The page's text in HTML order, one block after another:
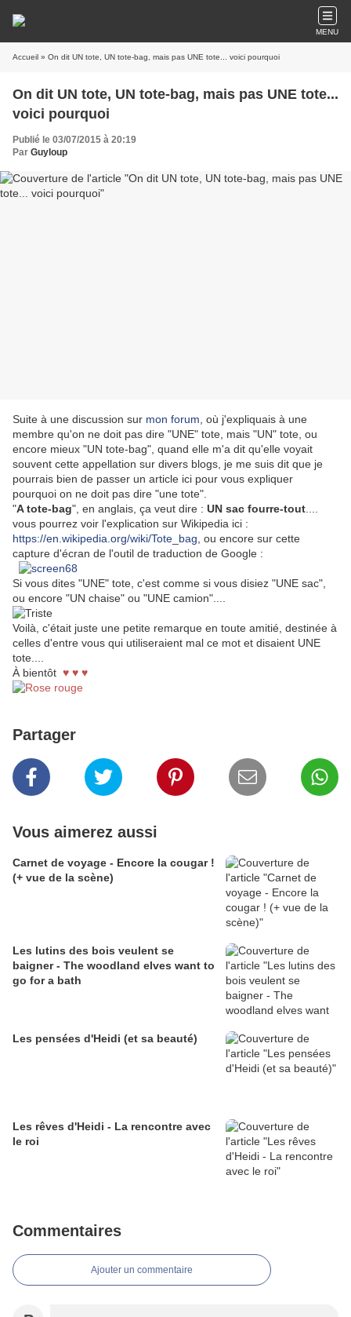
MENU
Accueil » On dit UN tote, UN tote-bag, mais pas UNE tote... voici pourquoi
On dit UN tote, UN tote-bag, mais pas UNE tote...
voici pourquoi
Publié le 03/07/2015 à 20:19
Par Guyloup
Suite à une discussion sur mon forum , où j'expliquais à une
membre qu'on ne doit pas dire "UNE" tote, mais "UN" tote, ou
encore mieux "UN tote-bag", quand elle m'a dit qu'elle voyait
souvent cette appellation sur divers blogs, je me suis dit que je
pourrais bien de passer un article ici pour vous expliquer
pourquoi on ne doit pas dire "une tote".
"A tote-bag", en anglais, ça veut dire : UN sac fourre-tout
vous pourrez voir l'explication sur Wikipedia ici :
https://en.wikipedia.org/wiki/Tote_bag , ou encore sur cette
capture d'écran de l'outil de traduction de Google :
Si vous dites "UNE" tote, c'est comme si vous disiez "UNE sac",
ou encore "UN chaise" ou "UNE camion"....
Voilà, c'était juste une petite remarque en toute amitié, destinée à
celles d'entre vous qui utiliseraient mal ce mot et disaient UNE
tote....
À bientôt ♥ ♥ ♥
Partager
Vous aimerez aussi
Carnet de voyage - Encore la cougar !
(+ vue de la scène)
Les lutins des bois veulent se
baigner - The woodland elves want to
go for a bath
Les pensées d'Heidi (et sa beauté)
Les rêves d'Heidi - La rencontre avec
le roi
Commentaires
Ajouter un commentaire